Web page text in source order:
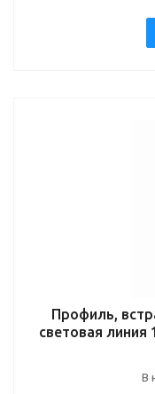
Профиль,
световая линия
В